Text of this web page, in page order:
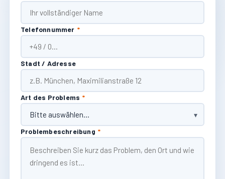
Telefonnummer *
Stadt / Adresse
Art des Problems *
Problembeschreibung *